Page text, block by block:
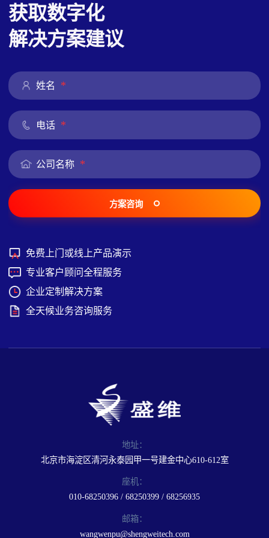
获取数字化
解决方案建议
姓名 *
电话 *
公司名称 *
方案咨询
免费上门或线上产品演示
专业客户顾问全程服务
企业定制解决方案
全天候业务咨询服务
地址：
北京市海淀区清河永泰园甲一号建金中心610-612室
座机：
010-68250396 / 68250399 / 68256935
邮箱：
wangwenpu@shengweitech.com